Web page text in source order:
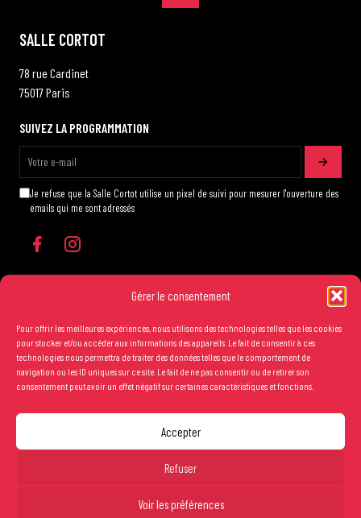
Gérer le consentement
Pour offrir les meilleures expériences, nous utilisons des technologies telles que les cookies
pour stocker et/ou accéder aux informations des appareils. Le fait de consentir à ces
technologies nous permettra de traiter des données telles que le comportement de
navigation ou les ID uniques sur ce site. Le fait de ne pas consentir ou de retirer son
consentement peut avoir un effet négatif sur certaines caractéristiques et fonctions.
Accepter
Refuser
Voir les préférences
Catégorie 1 : 35€
Catégorie 3 : 15€
Réservations étudiants ENMP
SALLE CORTOT
78 rue Cardinet
75017 Paris
SUIVEZ LA PROGRAMMATION
Je refuse que la Salle Cortot utilise un pixel de suivi pour mesurer l'ouverture des
emails qui me sont adressés
Les conditions générales de vente
Mentions légales
Crédits
Copyright Salle Cortot © 2025 - Création studio